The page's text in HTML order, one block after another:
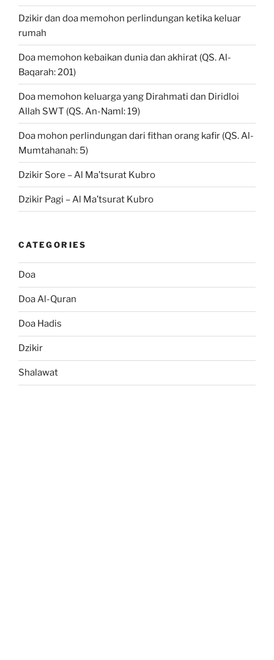
Dzikir dan doa memohon perlindungan ketika keluar
rumah
Doa memohon kebaikan dunia dan akhirat (QS. Al-
Baqarah: 201)
Doa memohon keluarga yang Dirahmati dan Diridloi
Allah SWT (QS. An-Naml: 19)
Doa mohon perlindungan dari fithan orang kafir (QS. Al-
Mumtahanah: 5)
Dzikir Sore – Al Ma’tsurat Kubro
Dzikir Pagi – Al Ma’tsurat Kubro
CATEGORIES
Doa
Doa Al-Quran
Doa Hadis
Dzikir
Shalawat